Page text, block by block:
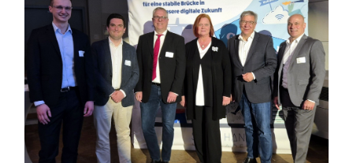
Gewinnspiele